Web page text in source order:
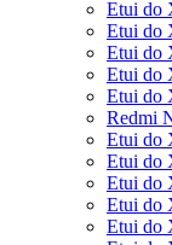
Etui do
Etui do
Etui do
Etui do
Etui do
Redmi
Etui do
Etui do
Etui do
Etui do
Etui do